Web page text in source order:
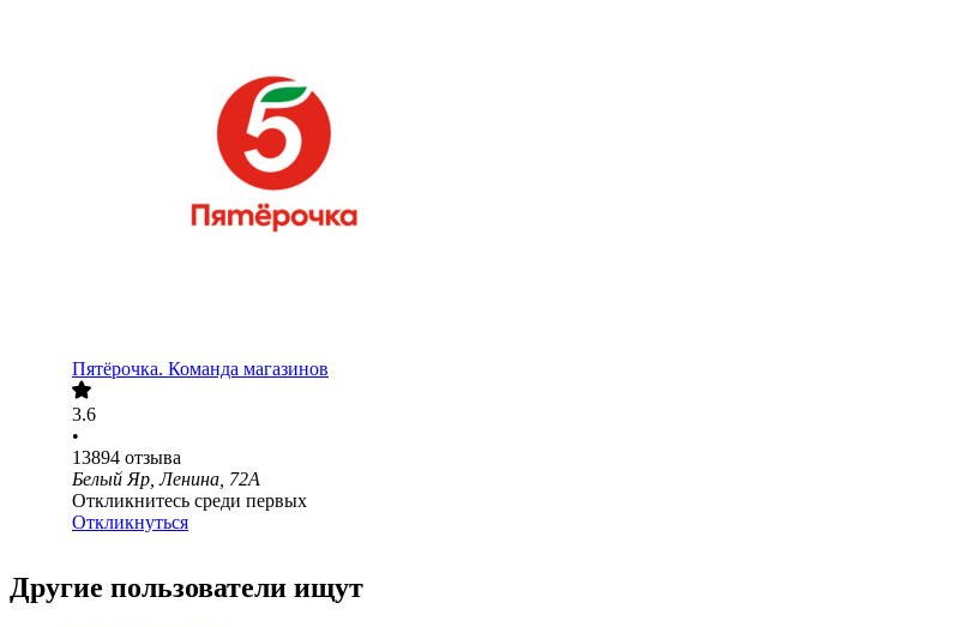
Пятёрочка. Команда магазинов
3.6
•
13894 отзыва
Белый Яр, Ленина, 72А
Откликнитесь среди первых
Откликнуться
Другие пользователи ищут